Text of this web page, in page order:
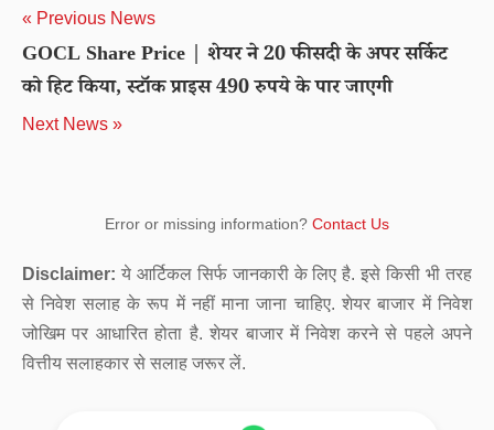
« Previous News
GOCL Share Price | शेयर ने 20 फीसदी के अपर सर्किट
को हिट किया, स्टॉक प्राइस 490 रुपये के पार जाएगी
Next News »
Error or missing information? Contact Us
Disclaimer: ये आर्टिकल सिर्फ जानकारी के लिए है. इसे किसी भी तरह
से निवेश सलाह के रूप में नहीं माना जाना चाहिए. शेयर बाजार में निवेश
जोखिम पर आधारित होता है. शेयर बाजार में निवेश करने से पहले अपने
वित्तीय सलाहकार से सलाह जरूर लें.